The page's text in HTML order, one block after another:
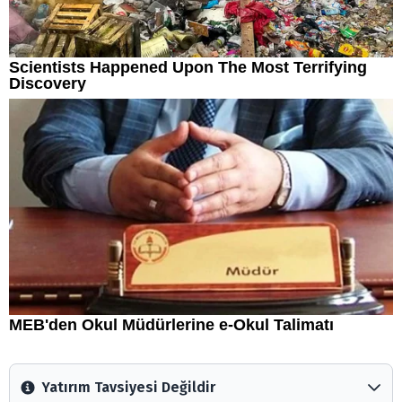
Yatırım Tavsiyesi Değildir